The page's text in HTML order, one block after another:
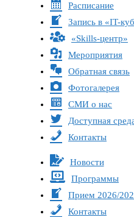
меню
Расписание
Запись в «IT-
«Skills-центр»
Мероприятия
Обратная связь
Фотогалерея
СМИ о нас
Доступная
Контакты
Новости
Программы
Прием 2026/
Контакты